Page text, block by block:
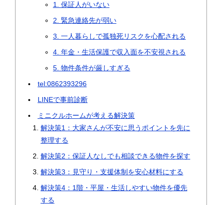
1. 保証人がいない
2. 緊急連絡先が弱い
3. 一人暮らしで孤独死リスクを心配される
4. 年金・生活保護で収入面を不安視される
5. 物件条件が厳しすぎる
tel:0862393296
LINEで事前診断
ミニクルホームが考える解決策
解決策1：大家さんが不安に思うポイントを先に
整理する
解決策2：保証人なしでも相談できる物件を探す
解決策3：見守り・支援体制を安心材料にする
解決策4：1階・平屋・生活しやすい物件を優先
する